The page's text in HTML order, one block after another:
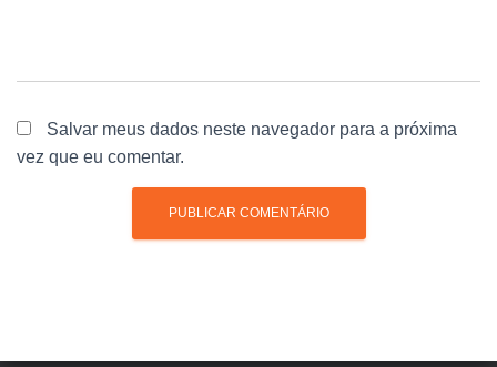
Salvar meus dados neste navegador para a próxima
vez que eu comentar.